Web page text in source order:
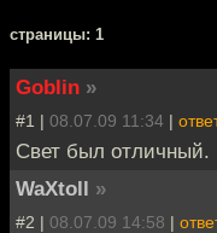
cтраницы: 1
Goblin »
#1 | 08.07.09 11:34 |
Свет был отличный.
WaXtoll »
#2 | 08.07.09 14:58 |